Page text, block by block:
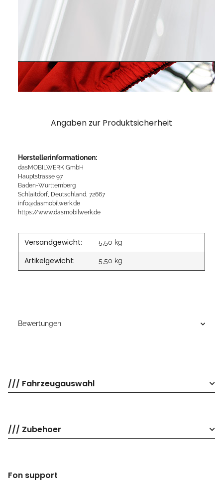
Angaben zur Produktsicherheit
Herstellerinformationen:
dasMOBILWERK GmbH
Hauptstrasse 97
Baden-Württemberg
Schlaitdorf, Deutschland, 72667
info@dasmobilwerk.de
https://www.dasmobilwerk.de
Versandgewicht: 5,50 kg
Artikelgewicht: 5,50 kg
Bewertungen
/// Fahrzeugauswahl
/// Zubehoer
Fon support